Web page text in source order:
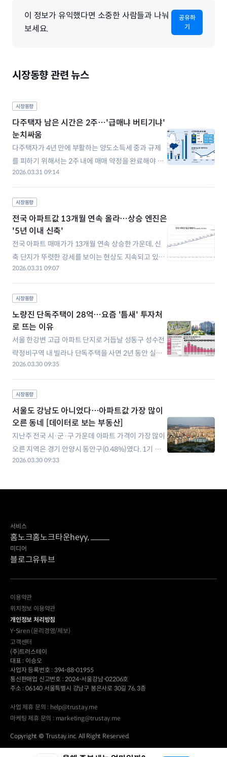
이 정보가 유익했다면 소중한 사람들과 나눠
보세요.
공유하
기
시장동향 관련 뉴스
시장동향
다주택자 남은 시간은 2주…'급매냐 버티기냐'
눈치싸움
다주택자가 4년 만에 부활하는 양도소득세 중과 규제
를 피하기 위해서는 2주 내에 매매 약정을 완료해야 한
다. 양도세 중과 유예가 끝나는 5월 10일 이후에는 보유
세 규제와 매물 잠김 등이 시장의 변수가 될 것으로 전
망된다. 30일 업계에 따르면 서울과 경기 12곳의 다주
택자는 다음달 17일께까지 토지거래허가 신청을 마쳐
야 양도세 중과를 적용받지 않는다. 평
2026.03.31 09:14
시장동향
전국 아파트값 13개월 연속 올라…상승 엔진은
'5년 이내 신축'
전국 아파트 매매가가 13개월 연속 상승한 가운데, 신
축 단지가 뚜렷한 강세를 보이는 현상도 지속되고 있다.
30일 부동산R114 에 따르면, 지난 2월 전국 아파트 평
균 매매가는 3.3㎡ 2055만원을 기록했다. 지난해 1월
(1920만원) 이후 13개월 연속 상승한 결과다. 아파트
매매가는 특히 입주 1~5년 차의 신축 단지를 위주로 올
랐다. 전국 17개
2026.03.31 09:07
시장동향
노량진 단독주택이 28억…요즘 '틈새' 투자처
로 뜨는 이유
서울 한강변 고급 아파트 단지로 거듭날 성동구 성수전
략정비구역 내 빌라나 단독주택을 사면 2년 동안 실거
주해야 한다. 용산구 한남4·5구역 빌라는 매수자가 들
어가 살 필요가 없다. 집이 철거된 인근 한남2·3구역 입
주권을 살 경우 준공 후 2년 실거주 의무가 생긴다. 재개
발 지역인데 실거주 의무가 제각각인 이유는 뭘까. 작년
10월 서울 전역이 토지거래허가
2026.03.30 09:35
시장동향
서울도 강남도 아니었다…아파트값 가장 많이
오른 동네 [데이터로 보는 부동산]
지난주 전국 시·군·구 가운데 아파트 가격이 가장 많이
오른 지역은 경기 안양시 동안구(0.48%)였다. 1기 신
도시인 평촌의 재정비 기대가 매매시장에 반영된 것으
다. 인공지능(AI) 데이터센터 유치 등의 개발 호재가 영
2026.03.30 09:33
서비스
홈노크홈노크타운heyy,
미디어
블로그유튜브
이용약관
위치정보 이용약관
개인정보 처리방침
Y-Siren (윤리경영/제보)
고객센터
(주)트러스테이
대표 : 이승오
사업자 등록번호 : 394-88-01955
통신판매업 신고번호 : 2024-서울강남-02206호
주소 : 06140 서울특별시 강남구 봉은사로 30길 76, 3층
사업 제휴 문의 : help@trustay.me
마케팅 제휴 문의 : marketing@trustay.me
Copyright © Trustay.inc. All Right Reserved.